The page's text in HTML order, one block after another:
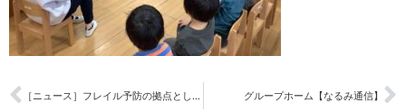
［ニュース］フレイル予防の拠点として「コニュニティセンターりんＲＩＮ」開所しました グループホーム【なるみ通信】